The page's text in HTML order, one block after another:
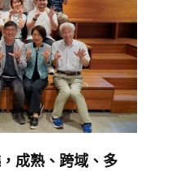
成熟、跨域、多